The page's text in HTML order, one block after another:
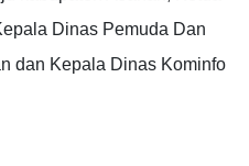
Dinas Pemuda Dan
dan Kepala Dinas Kominfo